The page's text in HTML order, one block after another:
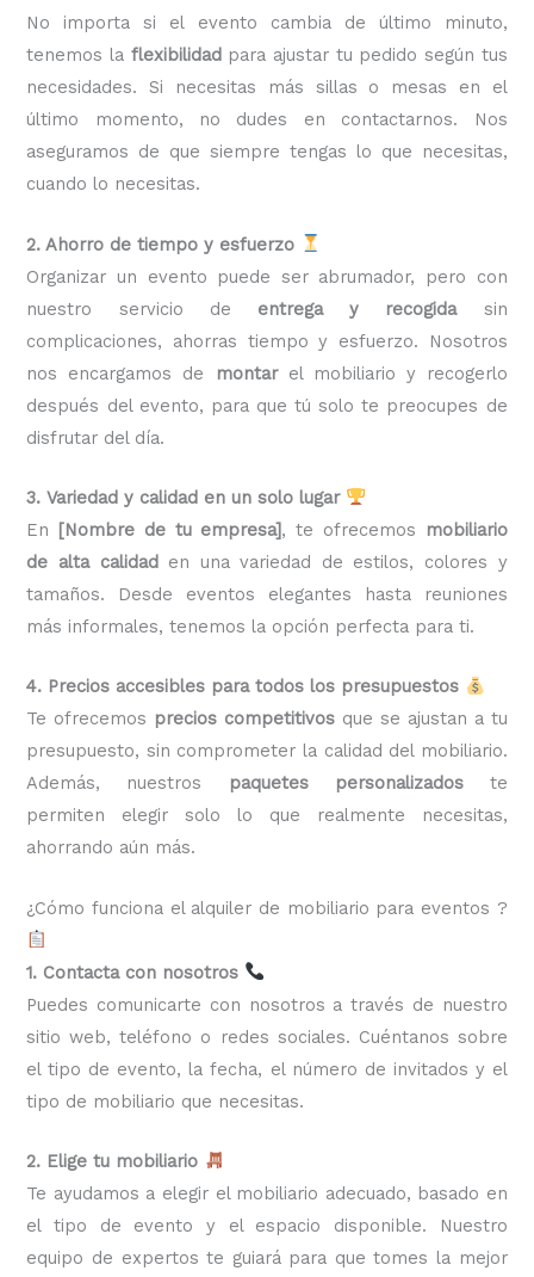
No importa si el evento cambia de último minuto,
tenemos la flexibilidadpara ajustar tu pedido según tus
necesidades. Si necesitas más sillas o mesas en el
último momento, no dudes en contactarnos. Nos
aseguramos de que siempre tengas lo que necesitas,
cuando lo necesitas.
2. Ahorro de tiempo y esfuerzo
Organizar un evento puede ser abrumador, pero con
nuestro servicio de entrega y recogidasin
complicaciones, ahorras tiempo y esfuerzo. Nosotros
nos encargamos de
montarel mobiliario y recogerlo
después del evento, para que tú solo te preocupes de
disfrutar del día.
3. Variedad y calidad en un solo lugar
En [Nombre de tu empresa], te ofrecemos
mobiliario
de alta calidaden una variedad de estilos, colores y
tamaños. Desde eventos elegantes hasta reuniones
más informales, tenemos la opción perfecta para ti.
4. Precios accesibles para todos los presupuestos
Te ofrecemos precios competitivos que se ajustan a tu
presupuesto, sin comprometer la calidad del mobiliario.
Además, nuestros
paquetes personalizadoste
permiten elegir solo lo que realmente necesitas,
ahorrando aún más.
¿Cómo funciona el alquiler de mobiliario para eventos ?
1. Contacta con nosotros
Puedes comunicarte con nosotros a través de nuestro
sitio web, teléfono o redes sociales. Cuéntanos sobre
el tipo de evento, la fecha, el número de invitados y el
tipo de mobiliario que necesitas.
2. Elige tu mobiliario
Te ayudamos a elegir el mobiliario adecuado, basado en
el tipo de evento y el espacio disponible. Nuestro
equipo de expertos te guiará para que tomes la mejor